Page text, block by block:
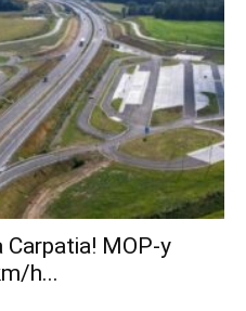
Carpatia! MOP-y
h...